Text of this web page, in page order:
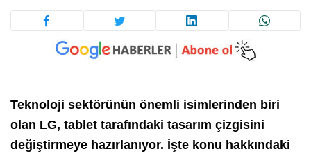
Teknoloji sektörünün önemli isimlerinden biri
olan LG, tablet tarafındaki tasarım çizgisini
değiştirmeye hazırlanıyor. İşte konu hakkındaki